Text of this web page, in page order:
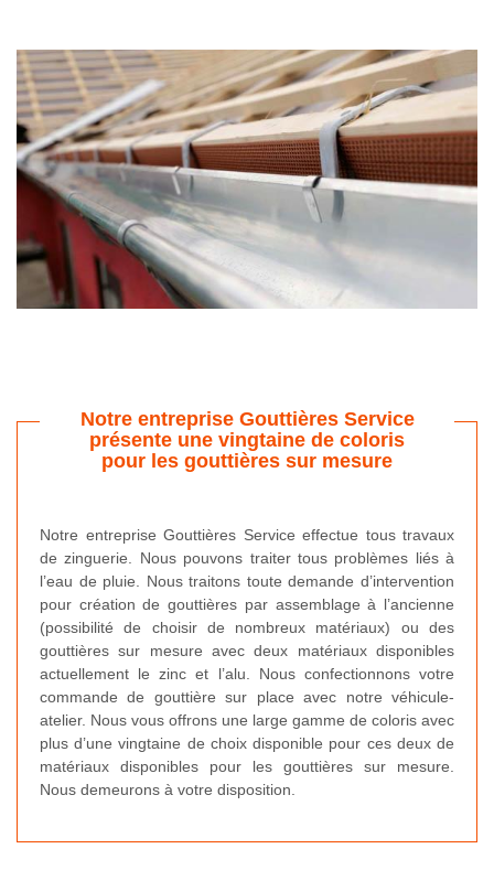
Notre entreprise Gouttières Service
présente une vingtaine de coloris
pour les gouttières sur mesure
Notre entreprise Gouttières Service effectue tous travaux
de zinguerie. Nous pouvons traiter tous problèmes liés à
l’eau de pluie. Nous traitons toute demande d’intervention
pour création de gouttières par assemblage à l’ancienne
(possibilité de choisir de nombreux matériaux) ou des
gouttières sur mesure avec deux matériaux disponibles
actuellement le zinc et l’alu. Nous confectionnons votre
commande de gouttière sur place avec notre véhicule-
atelier. Nous vous offrons une large gamme de coloris avec
plus d’une vingtaine de choix disponible pour ces deux de
matériaux disponibles pour les gouttières sur mesure.
Nous demeurons à votre disposition.